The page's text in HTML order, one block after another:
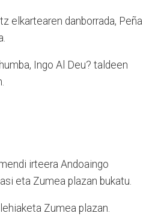
elkartearen danborrada, Peña
Ingo Al Deu? taldeen
irteera Andoaingo
eta Zumea plazan bukatu.
Zumea plazan.